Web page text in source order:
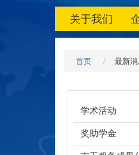
关于我们
首页 最新消
学术活动
奖助学金